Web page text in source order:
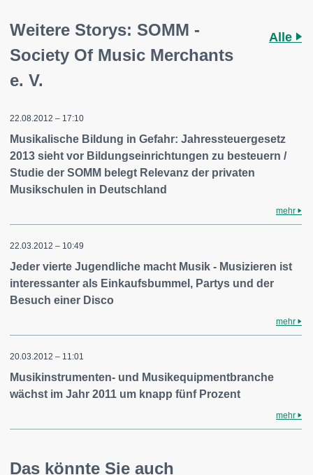
Weitere Storys: SOMM -
Society Of Music Merchants
e. V.
Alle
22.08.2012 – 17:10
Musikalische Bildung in Gefahr: Jahressteuergesetz
2013 sieht vor Bildungseinrichtungen zu besteuern /
Studie der SOMM belegt Relevanz der privaten
Musikschulen in Deutschland
mehr
22.03.2012 – 10:49
Jeder vierte Jugendliche macht Musik - Musizieren ist
interessanter als Einkaufsbummel, Partys und der
Besuch einer Disco
mehr
20.03.2012 – 11:01
Musikinstrumenten- und Musikequipmentbranche
wächst im Jahr 2011 um knapp fünf Prozent
mehr
Das könnte Sie auch